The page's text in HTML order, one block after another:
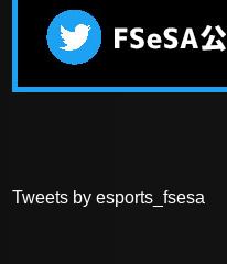
Tweets by esports_fsesa